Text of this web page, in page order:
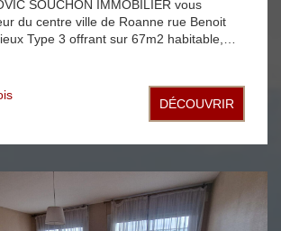
SOUCHON IMMOBILIER vous
du centre ville de Roanne rue Benoit
Type 3 offrant sur 67m2 habitable,
un séjour, deux chambres, une
WC cabanon privé dans la cour,
au gaz de ville fenêtres PVC double
DÉCOUVRIR